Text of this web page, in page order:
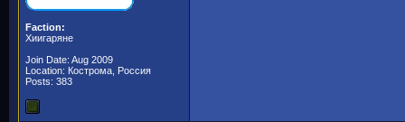
Faction:
Хиигаряне
Join Date: Aug 2009
Location: Кострома, Россия
Posts: 383